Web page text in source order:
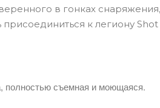
в гонках
к легиону Shot
полностью съемная и моющаяся.